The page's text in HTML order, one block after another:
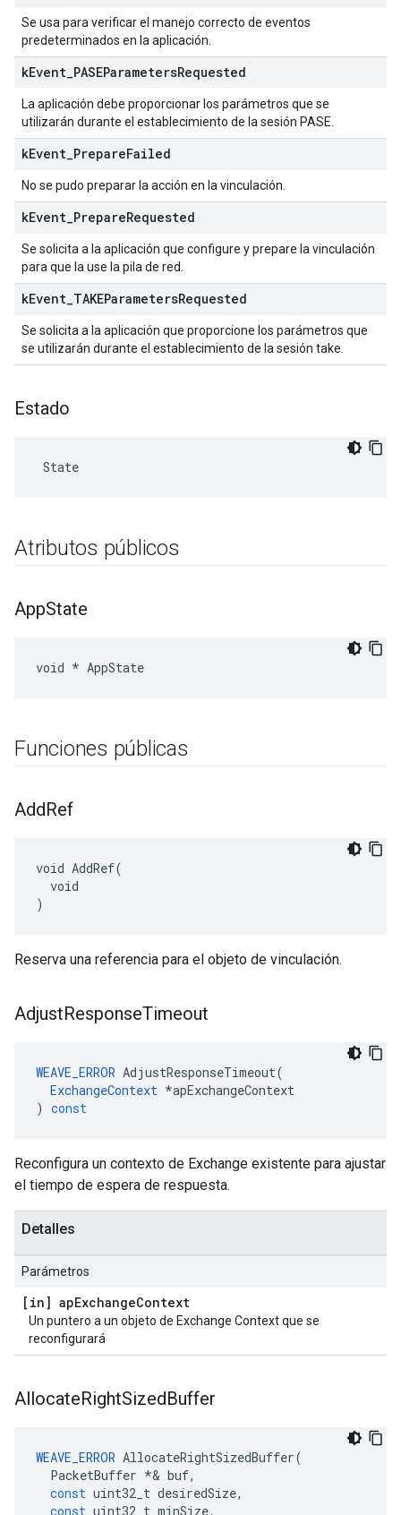
Se usa para verificar el manejo correcto de eventos
predeterminados en la aplicación.
kEvent PASEParametersRequested
La aplicación debe proporcionar los parámetros que se
utilizarán durante el establecimiento de la sesión PASE.
kEvent PrepareFailed
No se pudo preparar la acción en la vinculación.
kEvent PrepareRequested
Se solicita a la aplicación que configure y prepare la vinculación
para que la use la pila de red.
kEvent TAKEParametersRequested
Se solicita a la aplicación que proporcione los parámetros que
se utilizarán durante el establecimiento de la sesión take.
Estado
State
Atributos públicos
AppState
void * AppState
Funciones públicas
AddRef
void AddRef(
  void
)
Reserva una referencia para el objeto de vinculación.
AdjustResponseTimeout
WEAVE_ERROR AdjustResponseTimeout(
ExchangeContext *apExchangeContext
) const
Reconfigura un contexto de Exchange existente para ajustar
el tiempo de espera de respuesta.
Detalles
Parámetros
[in] apExchangeContext
Un puntero a un objeto de Exchange Context que se
reconfigurará
AllocateRightSizedBuffer
WEAVE_ERROR AllocateRightSizedBuffer(
PacketBuffer *& buf,
const uint32_t desiredSize,
const uint32_t minSize,